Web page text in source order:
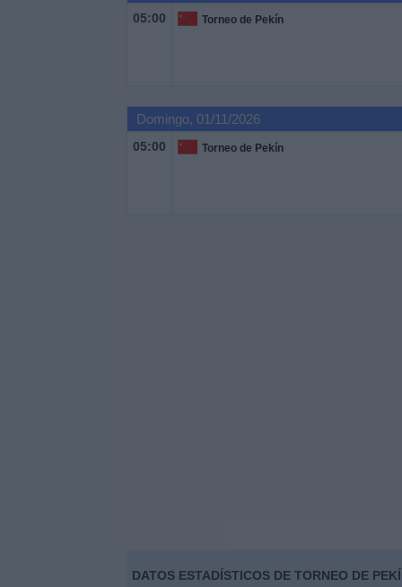
05:00 Torneo de Pekín
Domingo, 01/11/2026
05:00 Torneo de Pekín
DATOS ESTADÍSTICOS DE TORNEO DE